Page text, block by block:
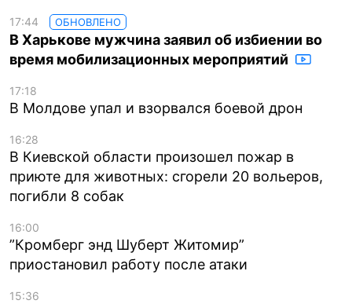
17:44 ОБНОВЛЕНО
В Харькове мужчина заявил об избиении во
время мобилизационных мероприятий
17:18
В Молдове упал и взорвался боевой дрон
16:28
В Киевской области произошел пожар в
приюте для животных: сгорели 20 вольеров,
погибли 8 собак
16:00
”Кромберг энд Шуберт Житомир”
приостановил работу после атаки
15:36